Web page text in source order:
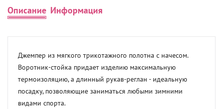
Описание Информация
Джемпер из мягкого трикотажного полотна с начесом.
Воротник-стойка придает изделию максимальную
термоизоляцию, а длинный рукав-реглан - идеальную
посадку, позволяющие заниматься любыми зимними
видами спорта.